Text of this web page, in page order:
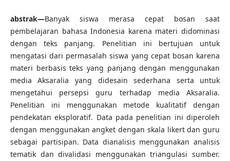
abstrak—Banyak siswa merasa cepat bosan saat
pembelajaran bahasa Indonesia karena materi didominasi
dengan teks panjang. Penelitian ini bertujuan untuk
mengatasi dari permasalah siswa yang cepat bosan karena
materi berbasis teks yang panjang dengan menggunakan
media Aksaralia yang didesain sederhana serta untuk
mengetahui persepsi guru terhadap media Aksaralia.
Penelitian ini menggunakan metode kualitatif dengan
pendekatan eksploratif. Data pada penelitian ini diperoleh
dengan menggunakan angket dengan skala likert dan guru
sebagai partisipan. Data dianalisis menggunakan analisis
tematik dan divalidasi menggunakan triangulasi sumber.